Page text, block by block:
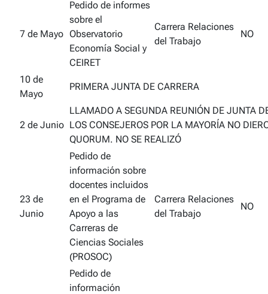
7 de Mayo
Pedido de informes
sobre el
Observatorio
Economía Social y
CEIRET
Carrera Relaciones
del Trabajo
NO
10 de
Mayo
PRIMERA JUNTA DE CARRERA
2 de Junio
LLAMADO A SEGUNDA REUNIÓN DE JUNTA
LOS CONSEJEROS POR LA MAYORÍA NO
QUORUM. NO SE REALIZÓ
23 de
Junio
Pedido de
información sobre
docentes incluidos
en el Programa de
Apoyo a las
Carreras de
Ciencias Sociales
(PROSOC)
Carrera Relaciones
del Trabajo
NO
Pedido de
información